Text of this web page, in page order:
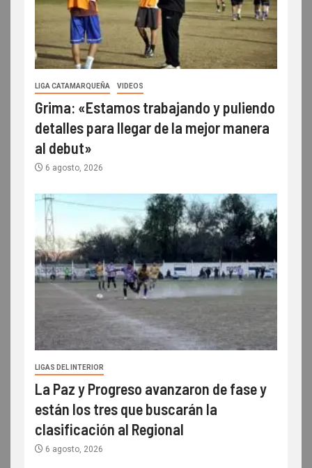
LIGA CATAMARQUEÑA VIDEOS
Grima: «Estamos trabajando y puliendo
detalles para llegar de la mejor manera
al debut»
6 agosto, 2026
LIGAS DEL INTERIOR
La Paz y Progreso avanzaron de fase y
están los tres que buscarán la
clasificación al Regional
6 agosto, 2026